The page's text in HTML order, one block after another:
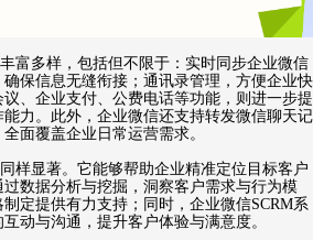
富多样，包括但不限于：实时同步企业微信
保信息无缝衔接；通讯录管理，方便企业快
、企业支付、公费电话等功能，则进一步提
力。此外，企业微信还支持转发微信聊天记
面覆盖企业日常运营需求。
样显著。它能够帮助企业精准定位目标客户
数据分析与挖掘，洞察客户需求与行为模
定提供有力支持；同时，企业微信SCRM系
动与沟通，提升客户体验与满意度。